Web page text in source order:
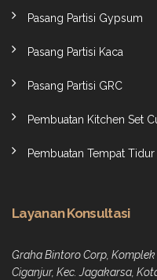
Pasang Partisi Gypsum
Pasang Partisi Kaca
Pasang Partisi GRC
Pembuatan Kitchen Set
Pembuatan Tempat
Layanan Konsultasi
Graha Bintoro Corp,
Ciganjur, Kec. Jagakarsa,